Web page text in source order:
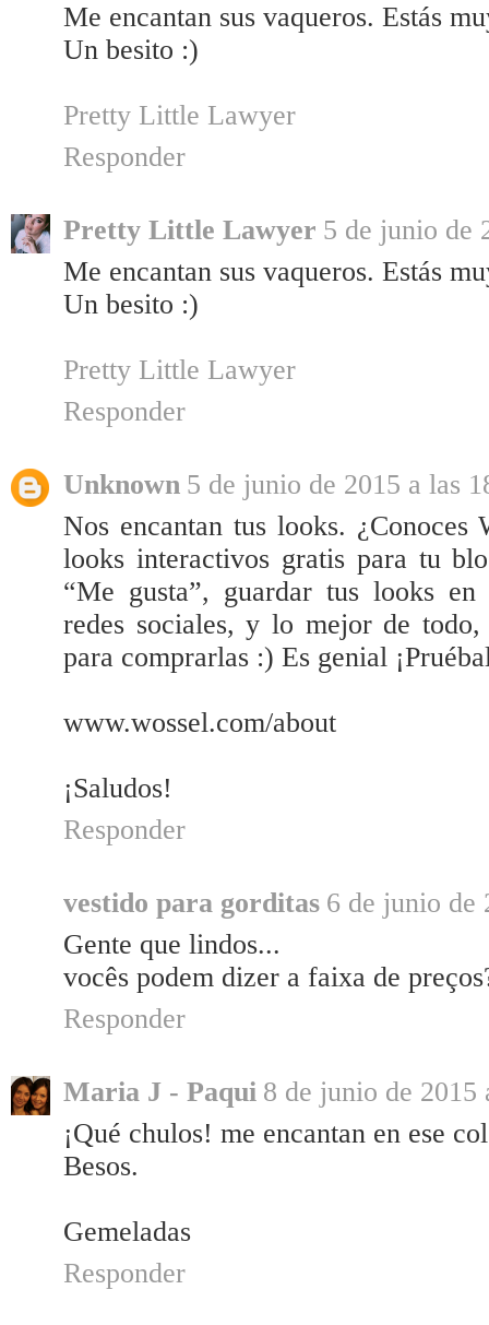
Me encantan sus vaqueros. Estás
Un besito :)
Pretty Little Lawyer
Responder
Pretty Little Lawyer 5 de junio de
Me encantan sus vaqueros. Estás
Un besito :)
Pretty Little Lawyer
Responder
Unknown 5 de junio de 2015 a las
Nos encantan tus looks. ¿Conoces
looks interactivos gratis para tu
“Me gusta”, guardar tus looks
redes sociales, y lo mejor de
para comprarlas :) Es genial
www.wossel.com/about
¡Saludos!
Responder
vestido para gorditas 6 de junio de
Gente que lindos...
vocês podem dizer a faixa de
Responder
Maria J - Paqui 8 de junio de 2015
¡Qué chulos! me encantan en ese
Besos.
Gemeladas
Responder